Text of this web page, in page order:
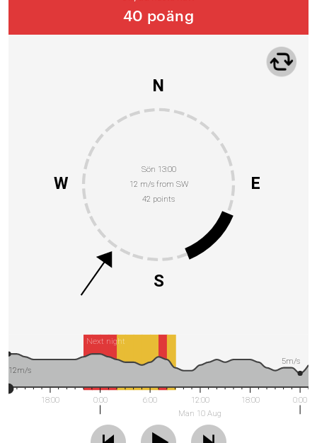
40 poäng
Sön 13:00
12 m/s from SW
42 points
N
E
S
W
Next night
18:00 0:00 6:00
12:00
Man 10 Aug
18:00 0:00
12m/s
5m/s